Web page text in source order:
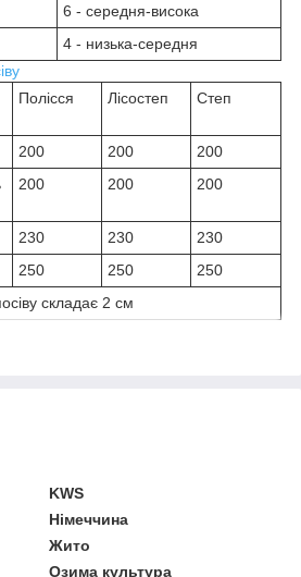
6 - середня-висока
4 - низька-середня
Полісся Лісостеп Степ
200 200
200
200 200 200
230 230
230
250 250
250
складає 2 см
KWS
Німеччина
Жито
Озима культура